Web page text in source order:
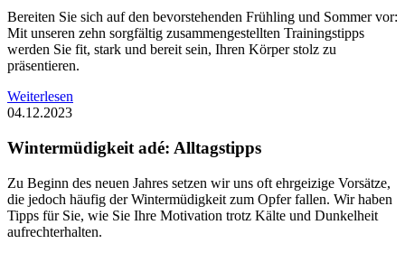
Bereiten Sie sich auf den bevorstehenden Frühling und Sommer vor:
Mit unseren zehn sorgfältig zusammengestellten Trainingstipps
werden Sie fit, stark und bereit sein, Ihren Körper stolz zu
präsentieren.
Weiterlesen
04.12.2023
Wintermüdigkeit adé: Alltagstipps
Zu Beginn des neuen Jahres setzen wir uns oft ehrgeizige Vorsätze,
die jedoch häufig der Wintermüdigkeit zum Opfer fallen. Wir haben
Tipps für Sie, wie Sie Ihre Motivation trotz Kälte und Dunkelheit
aufrechterhalten.